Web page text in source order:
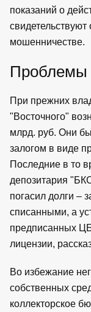
показаний о
мошенничестве.
Проблемы
При прежних
"Восточного"
млрд. руб. Они
залогом в виде
Последние в то
депозитария
погасил долги –
списанными, а
предписанных
лицензии,
Во избежание
собственных
коллекторское